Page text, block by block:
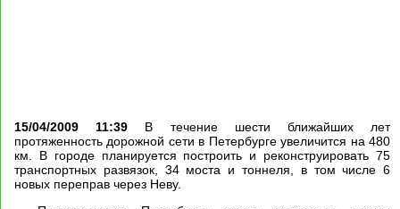
15/04/2009 11:39 В течение шести ближайших лет
протяженность дорожной сети в Петербурге увеличится на 480
км. В городе планируется построить и реконструировать 75
транспортных развязок, 34 моста и тоннеля, в том числе 6
новых переправ через Неву.